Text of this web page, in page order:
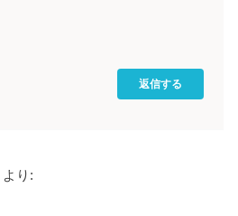
返信する
より: